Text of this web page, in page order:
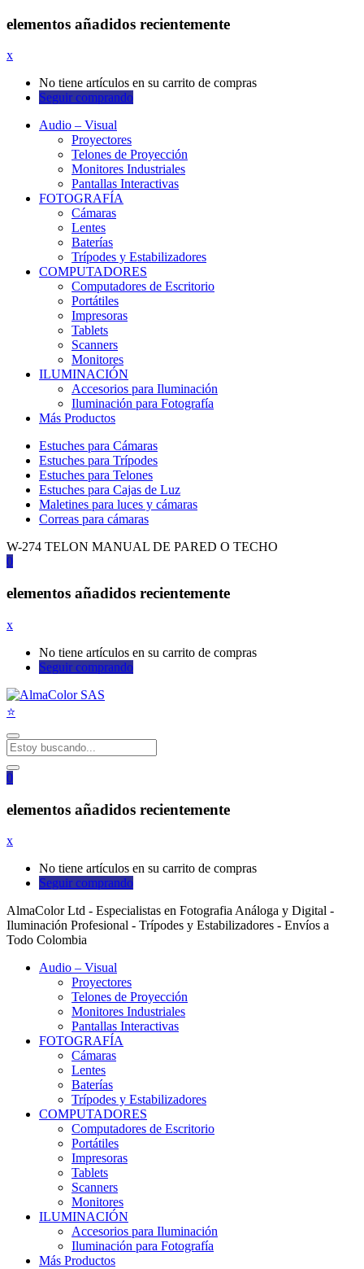
elementos añadidos recientemente
x
No tiene artículos en su carrito de compras
Seguir comprando
Audio – Visual
Proyectores
Telones de Proyección
Monitores Industriales
Pantallas Interactivas
FOTOGRAFÍA
Cámaras
Lentes
Baterías
Trípodes y Estabilizadores
COMPUTADORES
Computadores de Escritorio
Portátiles
Impresoras
Tablets
Scanners
Monitores
ILUMINACIÓN
Accesorios para Iluminación
Iluminación para Fotografía
Más Productos
Estuches para Cámaras
Estuches para Trípodes
Estuches para Telones
Estuches para Cajas de Luz
Maletines para luces y cámaras
Correas para cámaras
W-274 TELON MANUAL DE PARED O TECHO
0
elementos añadidos recientemente
x
No tiene artículos en su carrito de compras
Seguir comprando
0
elementos añadidos recientemente
x
No tiene artículos en su carrito de compras
Seguir comprando
AlmaColor Ltd - Especialistas en Fotografia Análoga y Digital -
Iluminación Profesional - Trípodes y Estabilizadores - Envíos a
Todo Colombia
Audio – Visual
Proyectores
Telones de Proyección
Monitores Industriales
Pantallas Interactivas
FOTOGRAFÍA
Cámaras
Lentes
Baterías
Trípodes y Estabilizadores
COMPUTADORES
Computadores de Escritorio
Portátiles
Impresoras
Tablets
Scanners
Monitores
ILUMINACIÓN
Accesorios para Iluminación
Iluminación para Fotografía
Más Productos